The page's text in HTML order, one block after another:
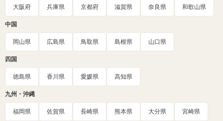
大阪府 兵庫県 京都府 滋賀県 奈良県 和歌山県
中国
岡山県 広島県 鳥取県 島根県 山口県
四国
徳島県 香川県 愛媛県 高知県
九州・沖縄
福岡県 佐賀県 長崎県 熊本県 大分県 宮崎県